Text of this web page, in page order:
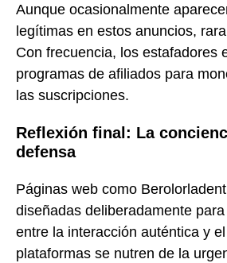
Aunque ocasionalmente
legítimas en estos anuncios,
Con frecuencia, los estafadores
programas de afiliados para
las suscripciones.
Reflexión final: La
defensa
Páginas web como
diseñadas deliberadamente
entre la interacción auténtica y
plataformas se nutren de la